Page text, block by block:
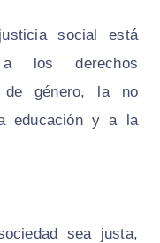
social está
a los derechos
de género, la no
educación y a la
sea justa,